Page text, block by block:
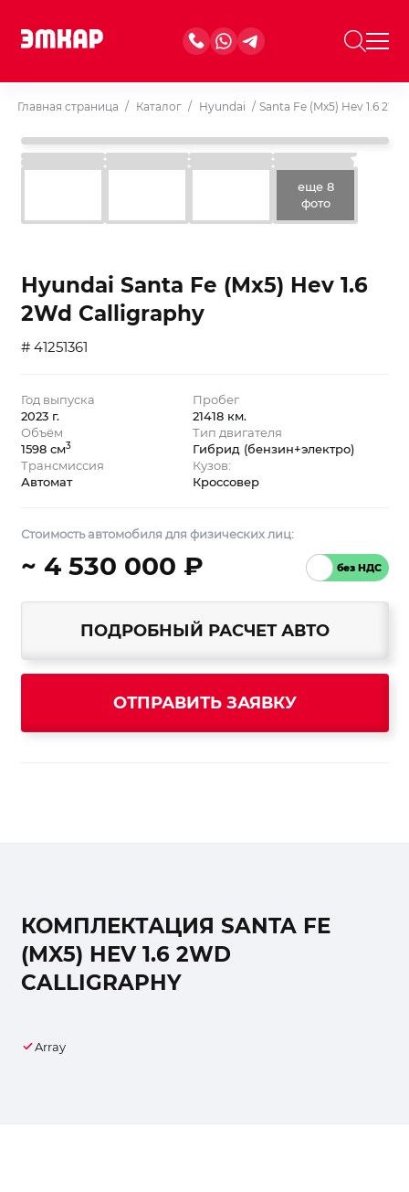
Главная страница / Каталог / Hyundai / Santa Fe (Mx5) Hev 1.6
еще 8
фото
Hyundai Santa Fe (Mx5) Hev 1.6
2Wd Calligraphy
# 41251361
Год выпуска
2023 г.
Пробег
21418 км.
Объём
1598 см3
Тип двигателя
Гибрид (бензин+электро)
Трансмиссия
Автомат
Кузов:
Кроссовер
Стоимость автомобиля для физических лиц:
~ 4 530 000 ₽
ПОДРОБНЫЙ РАСЧЕТ АВТО
ОТПРАВИТЬ ЗАЯВКУ
КОМПЛЕКТАЦИЯ SANTA FE
(MX5) HEV 1.6 2WD
CALLIGRAPHY
Array